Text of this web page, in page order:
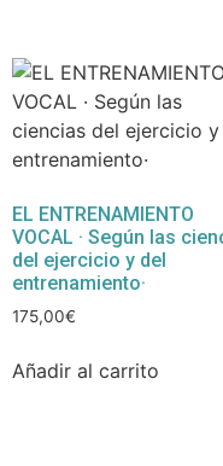
EL ENTRENAMIENTO
VOCAL · Según las
del ejercicio y del
entrenamiento·
175,00€
Añadir al carrito